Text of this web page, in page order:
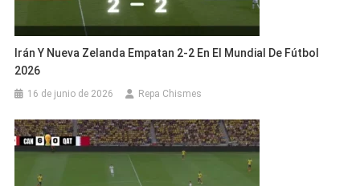
Irán Y Nueva Zelanda Empatan 2-2 En El Mundial De Fútbol
2026
16 de junio de 2026 Repa Chismes